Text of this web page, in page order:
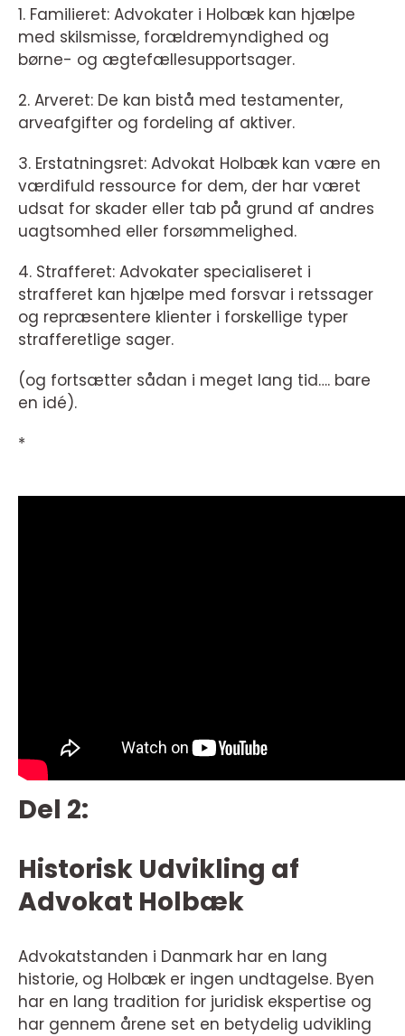
1. Familieret: Advokater i Holbæk kan hjælpe
med skilsmisse, forældremyndighed og
børne- og ægtefællesupportsager.
2. Arveret: De kan bistå med testamenter,
arveafgifter og fordeling af aktiver.
3. Erstatningsret: Advokat Holbæk kan være en
værdifuld ressource for dem, der har været
udsat for skader eller tab på grund af andres
uagtsomhed eller forsømmelighed.
4. Strafferet: Advokater specialiseret i
strafferet kan hjælpe med forsvar i retssager
og repræsentere klienter i forskellige typer
strafferetlige sager.
(og fortsætter sådan i meget lang tid…. bare
en idé).
*
Del 2:
Historisk Udvikling af
Advokat Holbæk
Advokatstanden i Danmark har en lang
historie, og Holbæk er ingen undtagelse. Byen
har en lang tradition for juridisk ekspertise og
har gennem årene set en betydelig udvikling